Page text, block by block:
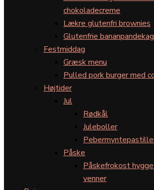
chokoladecreme
Lækre glutenfri brownies
Glutenfrie
Festmiddag
Græsk menu
Pulled pork burger med
Højtider
Jul
Rødkål
Juleboller
Påske
Påskefrokost
venner